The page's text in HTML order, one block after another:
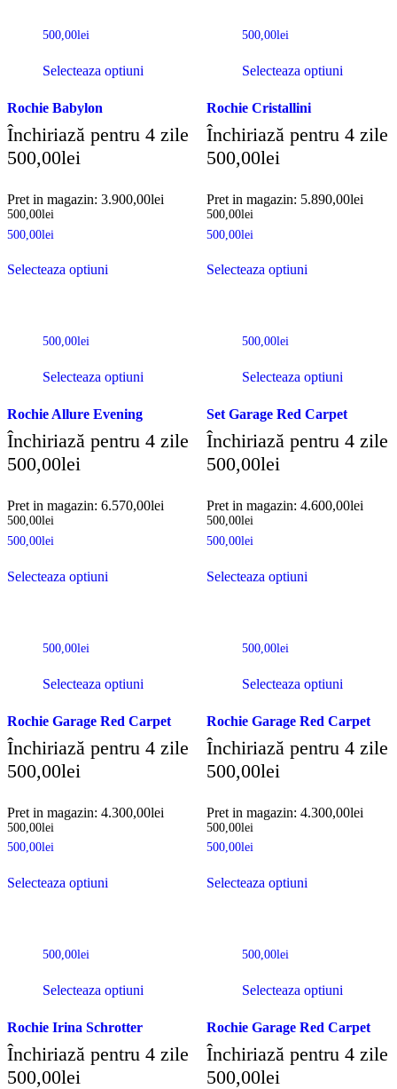
500,00lei
Selecteaza optiuni
Rochie Babylon
Închiriază pentru 4 zile
500,00lei
Pret in magazin: 3.900,00lei
500,00lei
500,00lei
Selecteaza optiuni
500,00lei
Selecteaza optiuni
Rochie Cristallini
Închiriază pentru 4 zile
500,00lei
Pret in magazin: 5.890,00lei
500,00lei
500,00lei
Selecteaza optiuni
500,00lei
Selecteaza optiuni
Rochie Allure Evening
Închiriază pentru 4 zile
500,00lei
Pret in magazin: 6.570,00lei
500,00lei
500,00lei
Selecteaza optiuni
500,00lei
Selecteaza optiuni
Set Garage Red Carpet
Închiriază pentru 4 zile
500,00lei
Pret in magazin: 4.600,00lei
500,00lei
500,00lei
Selecteaza optiuni
500,00lei
Selecteaza optiuni
Rochie Garage Red Carpet
Închiriază pentru 4 zile
500,00lei
Pret in magazin: 4.300,00lei
500,00lei
500,00lei
Selecteaza optiuni
500,00lei
Selecteaza optiuni
Rochie Garage Red Carpet
Închiriază pentru 4 zile
500,00lei
Pret in magazin: 4.300,00lei
500,00lei
500,00lei
Selecteaza optiuni
500,00lei
Selecteaza optiuni
Rochie Irina Schrotter
Închiriază pentru 4 zile
500,00lei
500,00lei
Selecteaza optiuni
Rochie Garage Red Carpet
Închiriază pentru 4 zile
500,00lei